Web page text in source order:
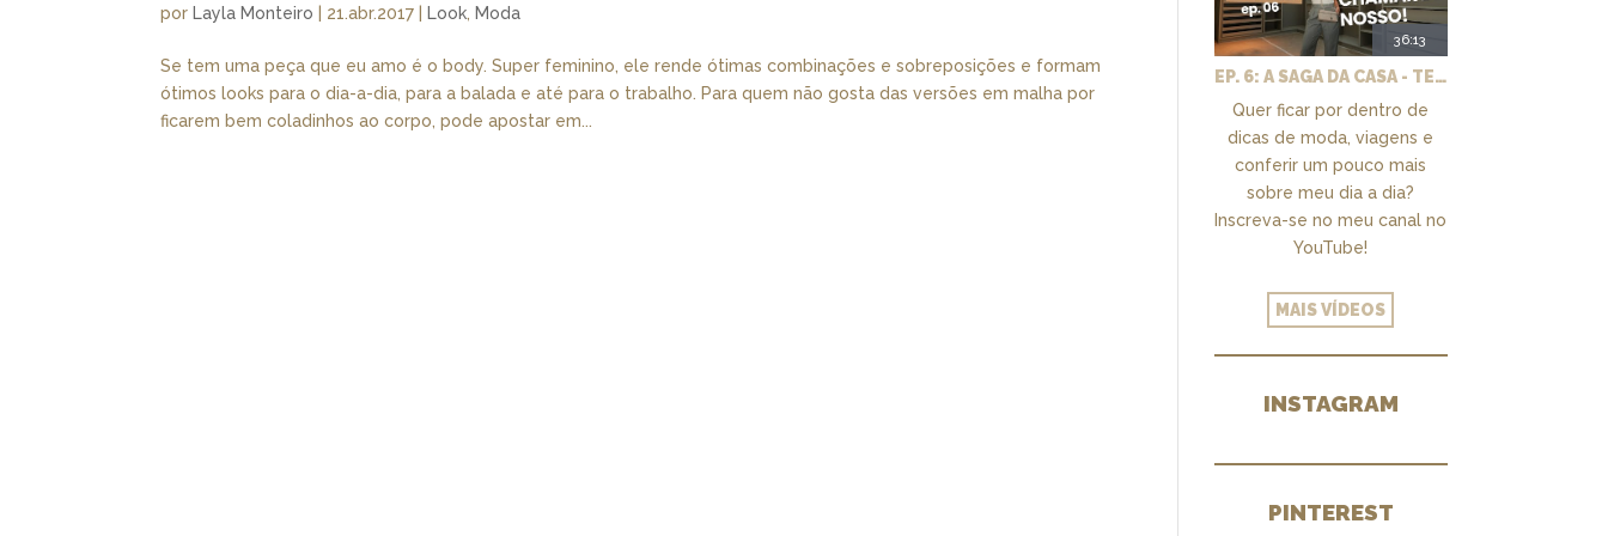
por Layla Monteiro 21.abr.2017 Look, Moda
Se tem uma peça que eu amo é o body. Super feminino, ele rende ótimas combinações e sobreposições e formam
ótimos looks para o dia-a-dia, para a balada e até para o trabalho. Para quem não gosta das versões em malha por
ficarem bem coladinhos ao corpo, pode apostar em...
36:13
EP. 6: A SAGA DA CASA - TEMOS UM CLOSET PRA CHAMAR DE NOSSO + MARCENARIA E PAISAGISMO
Quer ficar por dentro de
dicas de moda, viagens e
conferir um pouco mais
sobre meu dia a dia?
Inscreva-se no meu canal no
YouTube!
MAIS VÍDEOS
INSTAGRAM
PINTEREST